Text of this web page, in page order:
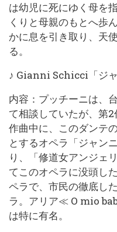
は幼児に死にゆく母を
くりと母親のもとへ歩
かに息を引き取り、天
る。
♪ Gianni Schicci「ジャ
内容：プッチーニは、
て相談していたが、第
作曲中に、このダンテ
とするオペラ「ジャン
り、「修道女アンジェ
てこのオペラに没頭し
ペラで、市民の徹底し
ラ。アリア≪ O mio
は特に有名。